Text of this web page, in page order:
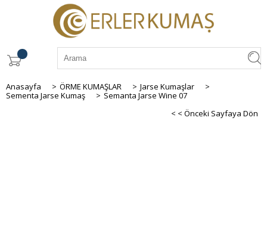
Anasayfa > ÖRME KUMAŞLAR > Jarse Kumaşlar
>
Sementa Jarse Kumaş
> Semanta Jarse Wine 07
< < Önceki Sayfaya Dön